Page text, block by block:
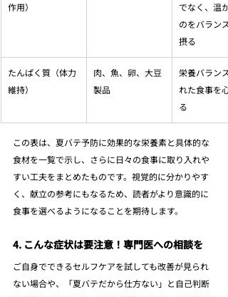
作用）
でなく、温か
のをバランス
摂る
たんぱく質（体力
維持）
肉、魚、卵、大豆
製品
栄養バランス
れた食事を心
る
この表は、夏バテ予防に効果的な栄養素と具体的な
食材を一覧で示し、さらに日々の食事に取り入れや
すい工夫をまとめたものです。視覚的に分かりやす
く、献立の参考にもなるため、読者がより意識的に
食事を選べるようになることを期待します。
4. こんな症状は要注意！専門医への相談を
ご自身でできるセルフケアを試しても改善が見られ
ない場合や、「夏バテだから仕方ない」と自己判断